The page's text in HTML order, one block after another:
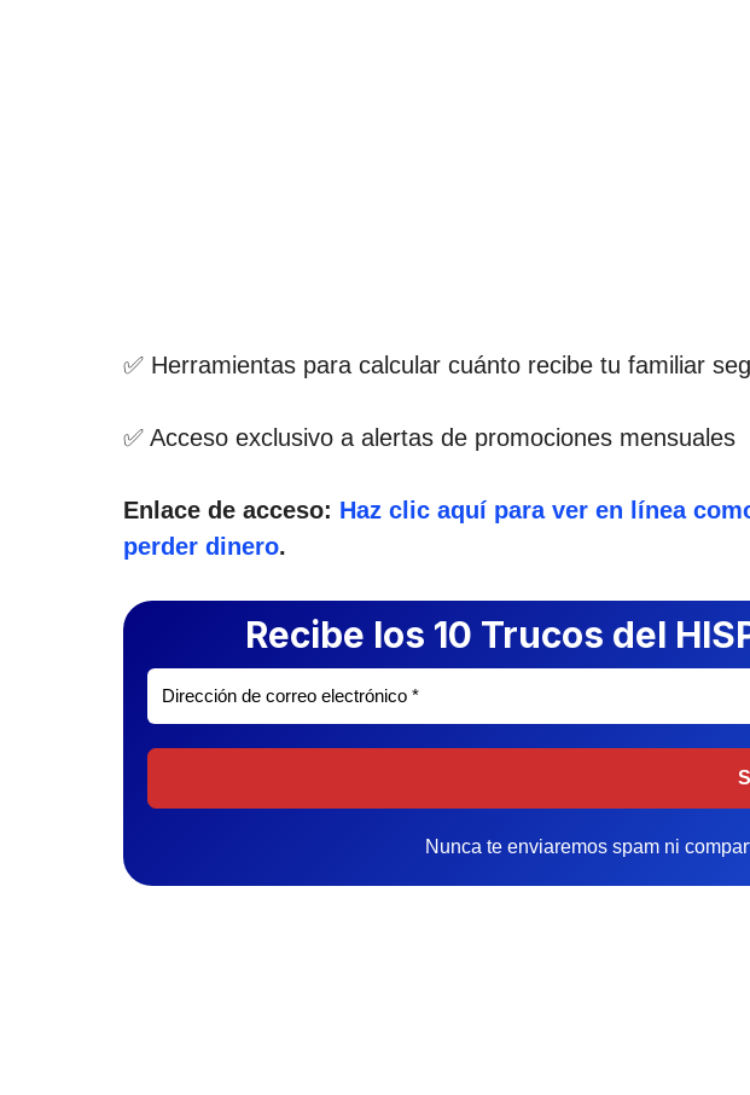
✅ Herramientas para calcular cuánto recibe tu familiar
✅ Acceso exclusivo a alertas de promociones mensuales
Enlace de acceso: Haz clic aquí para ver en línea
perder dinero.
Recibe los 10 Trucos del
Nunca te enviaremos spam ni